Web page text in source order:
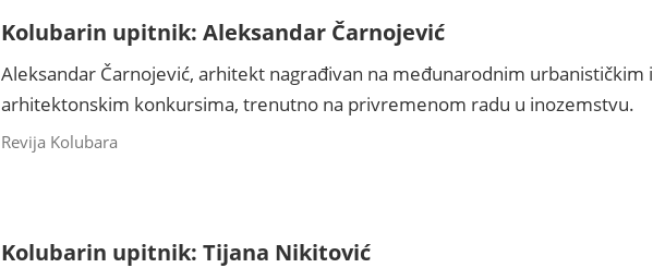
Kolubarin upitnik: Aleksandar Čarnojević
Aleksandar Čarnojević, arhitekt nagrađivan na međunarodnim urbanističkim i
arhitektonskim konkursima, trenutno na privremenom radu u inozemstvu.
Revija Kolubara
Kolubarin upitnik: Tijana Nikitović